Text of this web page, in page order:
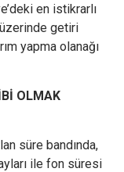
en istikrarlı
üzerinde getiri
yapma olanağı
OLMAK
süre bandında,
ile fon süresi